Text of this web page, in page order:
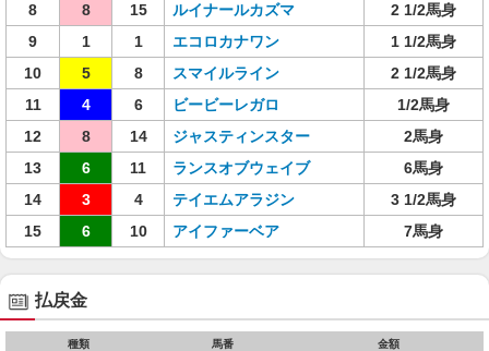
8
8 15 ルイナールカズマ
2 1/2馬身
9
1 1 エコロカナワン
1 1/2馬身
10
5 8 スマイルライン
2 1/2馬身
11
4 6 ビービーレガロ
1/2馬身
12
8 14 ジャスティンスター
2馬身
13
6 11 ランスオブウェイブ
6馬身
14
3 4 テイエムアラジン
3 1/2馬身
15
6 10 アイファーベア 7馬身
払戻金
種類 馬番 金額